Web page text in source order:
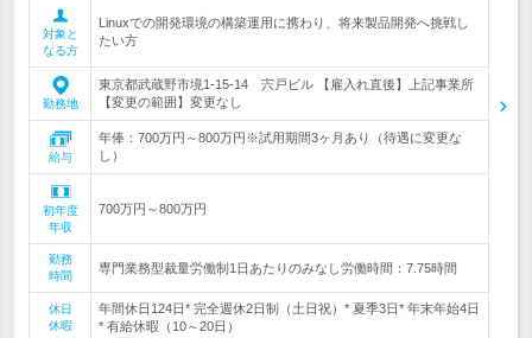
対象と
なる方
Linuxでの開発環境の構築運用に携わり、将来製品開発へ挑戦し
たい方
勤務地
東京都武蔵野市境1-15-14 宍戸ビル 【雇入れ直後】上記事業所
【変更の範囲】変更なし
給与
年俸：700万円～800万円※試用期間3ヶ月あり（待遇に変更な
し）
初年度
年収
700万円～800万円
勤務
時間
専門業務型裁量労働制1日あたりのみなし労働時間：7.75時間
休日
休暇
年間休日124日* 完全週休2日制（土日祝）* 夏季3日* 年末年始4日
* 有給休暇（10～20日）